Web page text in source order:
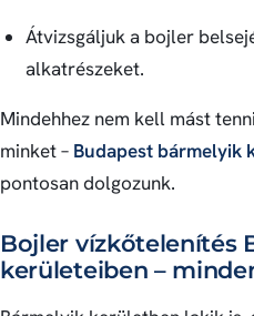
Átvizsgáljuk a bojler
alkatrészeket.
Mindehhez nem kell mást
minket – Budapest bármelyik
pontosan dolgozunk.
Bojler vízkőtelenítés
kerületeiben –